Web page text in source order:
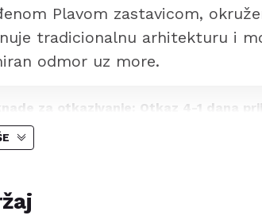
Plavom zastavicom,
tradicionalnu arhitekturu i
odmor uz more.
za otkazivanje: Otkaz 4-1 dana
nalazi na periferiji Uranopolisa, na
i ostrvu Amuljani. Udaljen je približno